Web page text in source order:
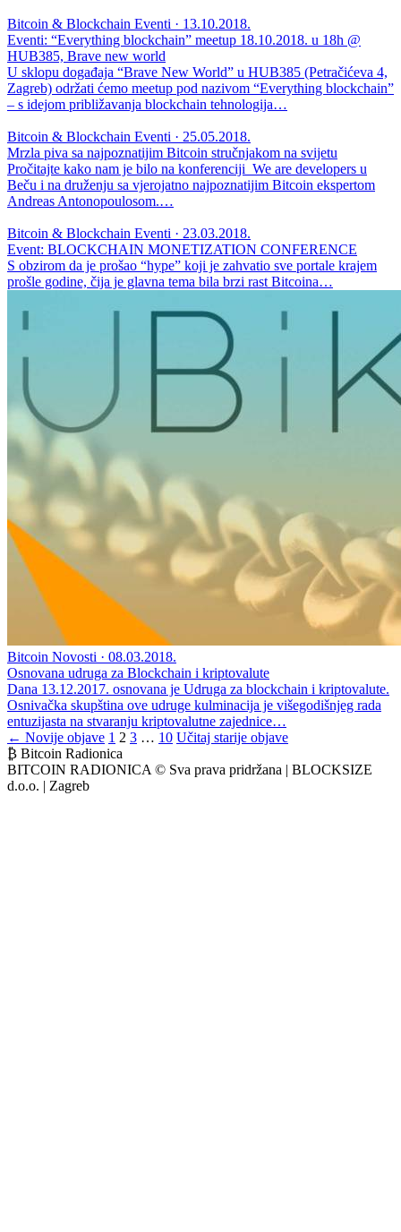
Bitcoin & Blockchain Eventi · 13.10.2018.
Eventi: “Everything blockchain” meetup 18.10.2018. u 18h @
HUB385, Brave new world
U sklopu događaja “Brave New World” u HUB385 (Petračićeva 4,
Zagreb) održati ćemo meetup pod nazivom “Everything blockchain”
– s idejom približavanja blockchain tehnologija…
Bitcoin & Blockchain Eventi · 25.05.2018.
Mrzla piva sa najpoznatijim Bitcoin stručnjakom na svijetu
Pročitajte kako nam je bilo na konferenciji We are developers u
Beču i na druženju sa vjerojatno najpoznatijim Bitcoin ekspertom
Andreas Antonopoulosom.…
Bitcoin & Blockchain Eventi · 23.03.2018.
Event: BLOCKCHAIN MONETIZATION CONFERENCE
S obzirom da je prošao “hype” koji je zahvatio sve portale krajem
prošle godine, čija je glavna tema bila brzi rast Bitcoina…
Bitcoin Novosti · 08.03.2018.
Osnovana udruga za Blockchain i kriptovalute
Dana 13.12.2017. osnovana je Udruga za blockchain i kriptovalute.
Osnivačka skupština ove udruge kulminacija je višegodišnjeg rada
entuzijasta na stvaranju kriptovalutne zajednice…
Posts
pagination
← Novije objave 1 2 3 … 10 Učitaj starije objave
₿ Bitcoin Radionica
BITCOIN RADIONICA © Sva prava pridržana | BLOCKSIZE
d.o.o. | Zagreb